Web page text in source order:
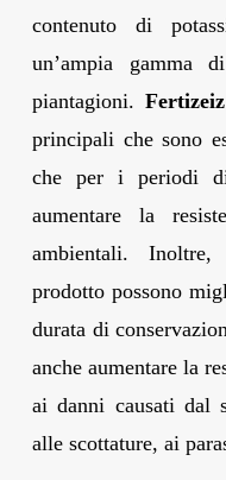
contenuto di
un’ampia gamma
piantagioni.
principali che sono
che per i periodi
aumentare la
ambientali.
prodotto possono
durata di
anche aumentare la
ai danni causati dal
alle scottature, ai